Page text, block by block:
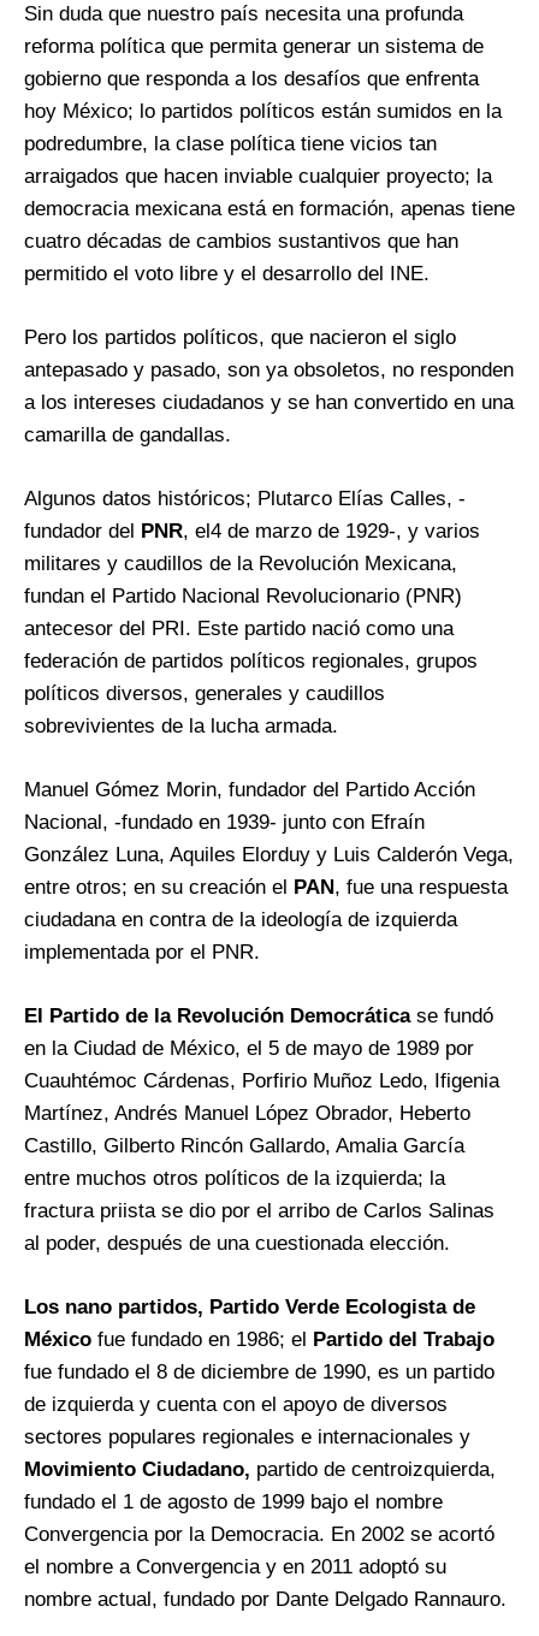
Sin duda que nuestro país necesita una profunda
reforma política que permita generar un sistema de
gobierno que responda a los desafíos que enfrenta
hoy México; lo partidos políticos están sumidos en la
podredumbre, la clase política tiene vicios tan
arraigados que hacen inviable cualquier proyecto; la
democracia mexicana está en formación, apenas tiene
cuatro décadas de cambios sustantivos que han
permitido el voto libre y el desarrollo del INE.
Pero los partidos políticos, que nacieron el siglo
antepasado y pasado, son ya obsoletos, no responden
a los intereses ciudadanos y se han convertido en una
camarilla de gandallas.
Algunos datos históricos; Plutarco Elías Calles, -
fundador del PNR, el4 de marzo de 1929-, y varios
militares y caudillos de la Revolución Mexicana,
fundan el Partido Nacional Revolucionario (PNR)
antecesor del PRI. Este partido nació como una
federación de partidos políticos regionales, grupos
políticos diversos, generales y caudillos
sobrevivientes de la lucha armada.
Manuel Gómez Morin, fundador del Partido Acción
Nacional, -fundado en 1939- junto con Efraín
González Luna, Aquiles Elorduy y Luis Calderón Vega,
entre otros; en su creación el PAN, fue una respuesta
ciudadana en contra de la ideología de izquierda
implementada por el PNR.
El Partido de la Revolución Democrática se fundó
en la Ciudad de México, el 5 de mayo de 1989 por
Cuauhtémoc Cárdenas, Porfirio Muñoz Ledo, Ifigenia
Martínez, Andrés Manuel López Obrador, Heberto
Castillo, Gilberto Rincón Gallardo, Amalia García
entre muchos otros políticos de la izquierda; la
fractura priista se dio por el arribo de Carlos Salinas
al poder, después de una cuestionada elección.
Los nano partidos, Partido Verde Ecologista de
México fue fundado en 1986; el Partido del Trabajo
fue fundado el 8 de diciembre de 1990, es un partido
de izquierda y cuenta con el apoyo de diversos
sectores populares regionales e internacionales y
Movimiento Ciudadano, partido de centroizquierda,
fundado el 1 de agosto de 1999 bajo el nombre
Convergencia por la Democracia.​ En 2002 se acortó
el nombre a Convergencia y en 2011 adoptó su
nombre actual, fundado por Dante Delgado Rannauro.